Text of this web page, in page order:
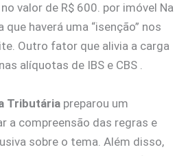
valor de R$ 600. por imóvel Na
haverá uma “isenção” nos
Outro fator que alivia a carga
alíquotas de IBS e CBS .
Tributária preparou um
a compreensão das regras e
sobre o tema. Além disso,